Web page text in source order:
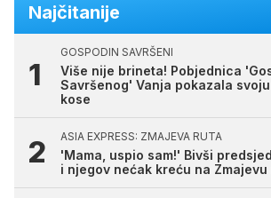
Najčitanije
GOSPODIN SAVRŠENI
Više nije brineta! Pobjednica
Savršenog' Vanja pokazala
kose
ASIA EXPRESS: ZMAJEVA RUTA
'Mama, uspio sam!' Bivši
i njegov nećak kreću na Zmajevu